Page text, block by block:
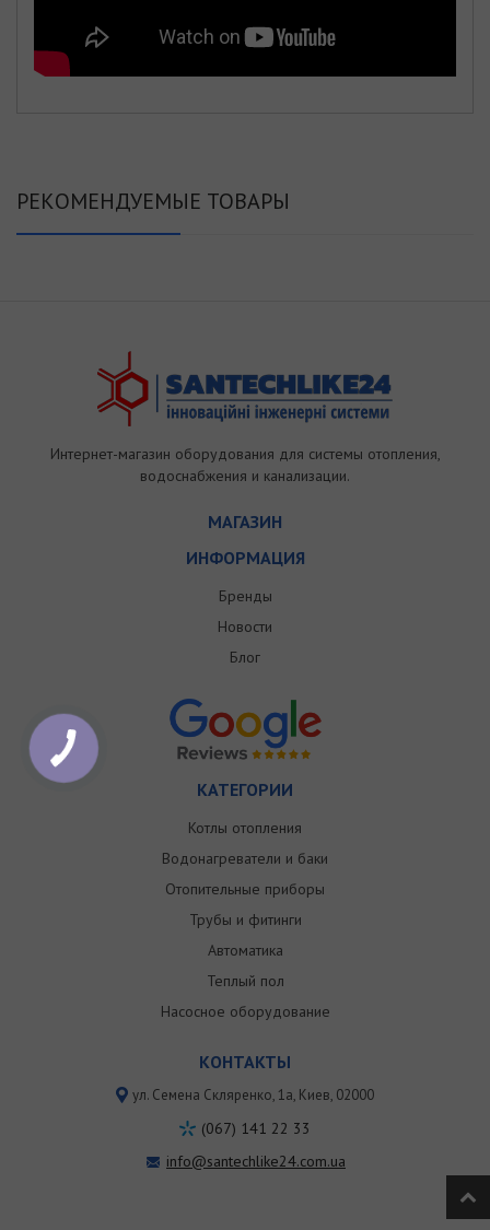
РЕКОМЕНДУЕМЫЕ ТОВАРЫ
Интернет-магазин оборудования для системы отопления,
водоснабжения и канализации.
МАГАЗИН
ИНФОРМАЦИЯ
Бренды
Новости
Блог
КАТЕГОРИИ
Котлы отопления
Водонагреватели и баки
Отопительные приборы
Трубы и фитинги
Автоматика
Теплый пол
Насосное оборудование
КОНТАКТЫ
ул. Семена Скляренко, 1a, Киев, 02000
(067) 141 22 33
info@santechlike24.com.ua